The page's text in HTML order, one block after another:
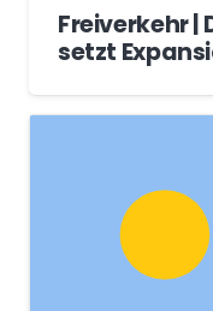
Freiverkehr |
setzt